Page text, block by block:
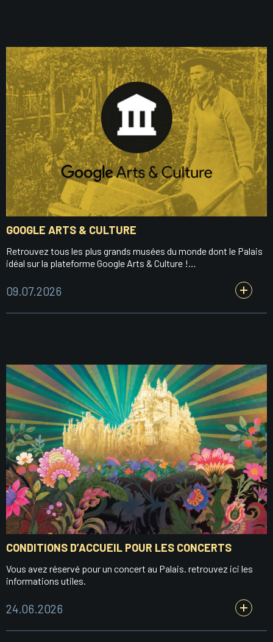
GOOGLE ARTS & CULTURE
Retrouvez tous les plus grands musées du monde dont le Palais
idéal sur la plateforme Google Arts & Culture !…
09.07.2026
CONDITIONS D’ACCUEIL POUR LES CONCERTS
Vous avez réservé pour un concert au Palais. retrouvez ici les
informations utiles.
24.06.2026